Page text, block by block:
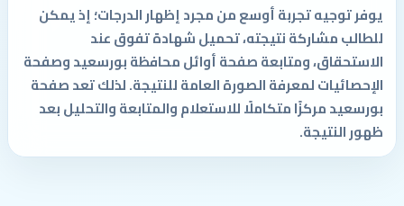
يوفر توجيه تجربة أوسع من مجرد إظهار الدرجات؛ إذ يمكن
للطالب مشاركة نتيجته، تحميل شهادة تفوق عند
الاستحقاق، ومتابعة صفحة أوائل محافظة بورسعيد وصفحة
الإحصائيات لمعرفة الصورة العامة للنتيجة. لذلك تعد صفحة
بورسعيد مركزًا متكاملًا للاستعلام والمتابعة والتحليل بعد
ظهور النتيجة.